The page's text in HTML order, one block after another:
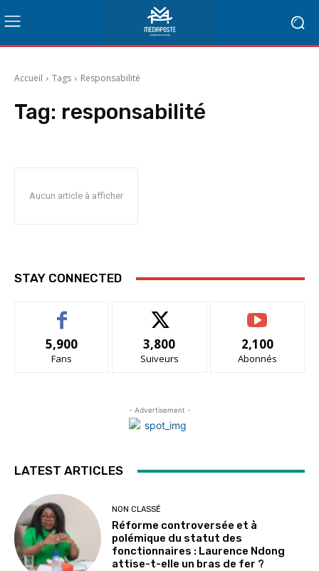
Accueil Tags Responsabilité
Tag: responsabilité
Aucun article à afficher
STAY CONNECTED
5,900
Fans
3,800
Suiveurs
2,100
Abonnés
- Advertisement -
LATEST ARTICLES
NON CLASSÉ
Réforme controversée et à
polémique du statut des
fonctionnaires : Laurence Ndong
attise-t-elle un bras de fer ?